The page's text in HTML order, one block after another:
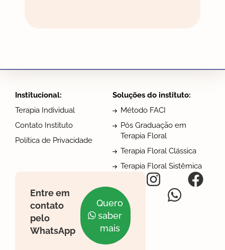
Institucional:
Terapia Individual
Contato Instituto
Política de Privacidade
Soluções do instituto:
Método FACI
Pós Graduação em
Terapia Floral
Terapia Floral Clássica
Terapia Floral Sistêmica
Entre em
contato
pelo
WhatsApp
Quero
saber
mais